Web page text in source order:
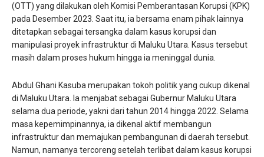
(OTT) yang dilakukan oleh Komisi Pemberantasan Korupsi (KPK)
pada Desember 2023. Saat itu, ia bersama enam pihak lainnya
ditetapkan sebagai tersangka dalam kasus korupsi dan
manipulasi proyek infrastruktur di Maluku Utara. Kasus tersebut
masih dalam proses hukum hingga ia meninggal dunia.
Abdul Ghani Kasuba merupakan tokoh politik yang cukup dikenal
di Maluku Utara. Ia menjabat sebagai Gubernur Maluku Utara
selama dua periode, yakni dari tahun 2014 hingga 2022. Selama
masa kepemimpinannya, ia dikenal aktif membangun
infrastruktur dan memajukan pembangunan di daerah tersebut.
Namun, namanya tercoreng setelah terlibat dalam kasus korupsi